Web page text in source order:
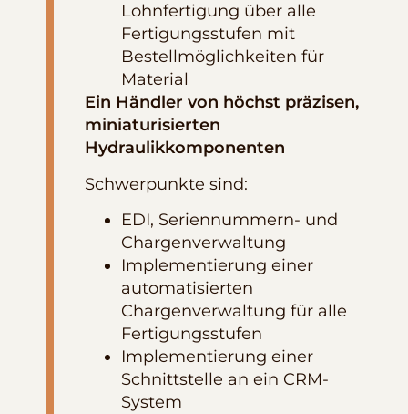
Lohnfertigung über alle
Fertigungsstufen mit
Bestellmöglichkeiten für
Material
Ein Händler von höchst präzisen,
miniaturisierten
Hydraulikkomponenten
Schwerpunkte sind:
EDI, Seriennummern- und
Chargenverwaltung
Implementierung einer
automatisierten
Chargenverwaltung für alle
Fertigungsstufen
Implementierung einer
Schnittstelle an ein CRM-
System